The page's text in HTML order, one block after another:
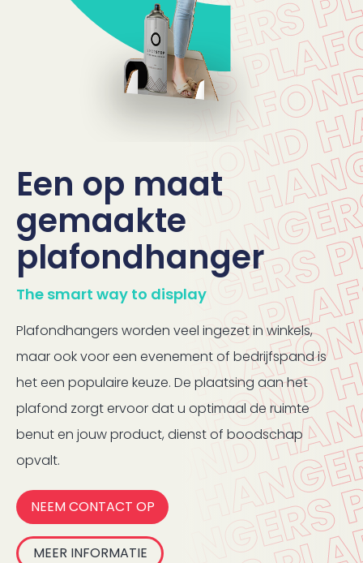
Een op maat
gemaakte
plafondhanger
The smart way to display
Plafondhangers worden veel ingezet in winkels,
maar ook voor een evenement of bedrijfspand is
het een populaire keuze. De plaatsing aan het
plafond zorgt ervoor dat u optimaal de ruimte
benut en jouw product, dienst of boodschap
opvalt.
NEEM CONTACT OP
MEER INFORMATIE